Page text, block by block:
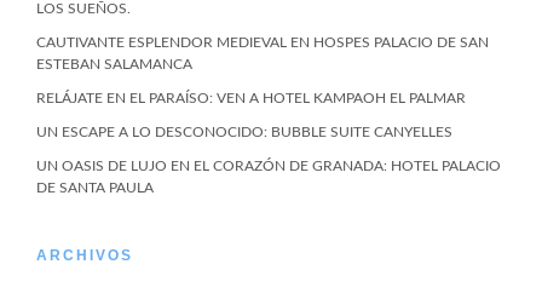
LOS SUEÑOS.
CAUTIVANTE ESPLENDOR MEDIEVAL EN HOSPES PALACIO DE SAN
ESTEBAN SALAMANCA
RELÁJATE EN EL PARAÍSO: VEN A HOTEL KAMPAOH EL PALMAR
UN ESCAPE A LO DESCONOCIDO: BUBBLE SUITE CANYELLES
UN OASIS DE LUJO EN EL CORAZÓN DE GRANADA: HOTEL PALACIO
DE SANTA PAULA
ARCHIVOS